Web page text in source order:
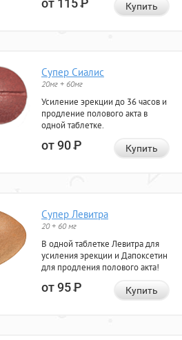
от 115Р Купить
Супер Сиалис
20мг + 60мг
Усиление эрекции до 36 часов и
продление полового акта в
одной таблетке.
от 90Р Купить
Супер Левитра
20 + 60 мг
В одной таблетке Левитра для
усиления эрекции и Дапоксетин
для продления полового акта!
от 95Р Купить